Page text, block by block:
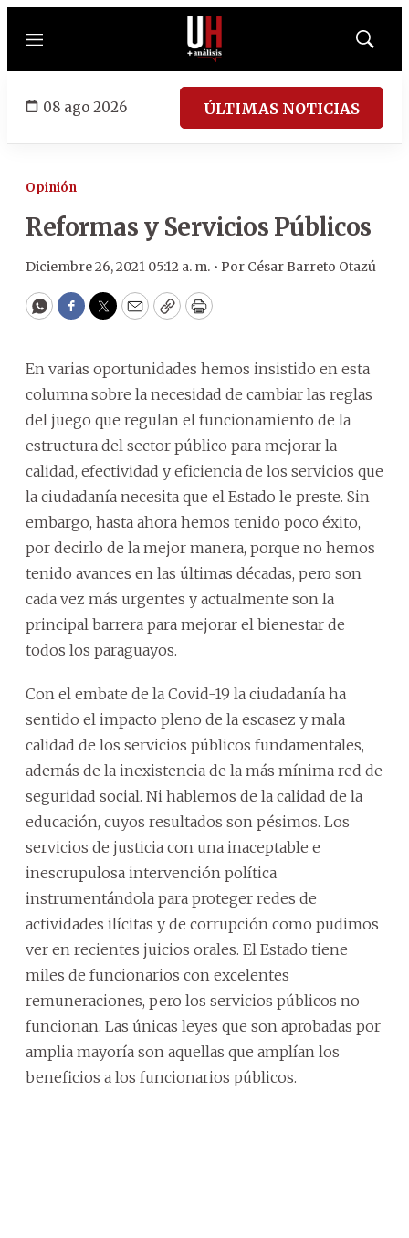
Menú
Mostrar
08 ago 2026 ÚLTIMAS NOTICIAS
Opinión
Reformas y Servicios Públicos
Diciembre 26, 2021 05:12 a. m. • Por César Barreto Otazú
WhatsApp
Facebook
Twitter
EmailCopyPrint
En varias oportunidades hemos insistido en esta
columna sobre la necesidad de cambiar las reglas
del juego que regulan el funcionamiento de la
estructura del sector público para mejorar la
calidad, efectividad y eficiencia de los servicios que
la ciudadanía necesita que el Estado le preste. Sin
embargo, hasta ahora hemos tenido poco éxito,
por decirlo de la mejor manera, porque no hemos
tenido avances en las últimas décadas, pero son
cada vez más urgentes y actualmente son la
principal barrera para mejorar el bienestar de
todos los paraguayos.
Con el embate de la Covid-19 la ciudadanía ha
sentido el impacto pleno de la escasez y mala
calidad de los servicios públicos fundamentales,
además de la inexistencia de la más mínima red de
seguridad social. Ni hablemos de la calidad de la
educación, cuyos resultados son pésimos. Los
servicios de justicia con una inaceptable e
inescrupulosa intervención política
instrumentándola para proteger redes de
actividades ilícitas y de corrupción como pudimos
ver en recientes juicios orales. El Estado tiene
miles de funcionarios con excelentes
remuneraciones, pero los servicios públicos no
funcionan. Las únicas leyes que son aprobadas por
amplia mayoría son aquellas que amplían los
beneficios a los funcionarios públicos.